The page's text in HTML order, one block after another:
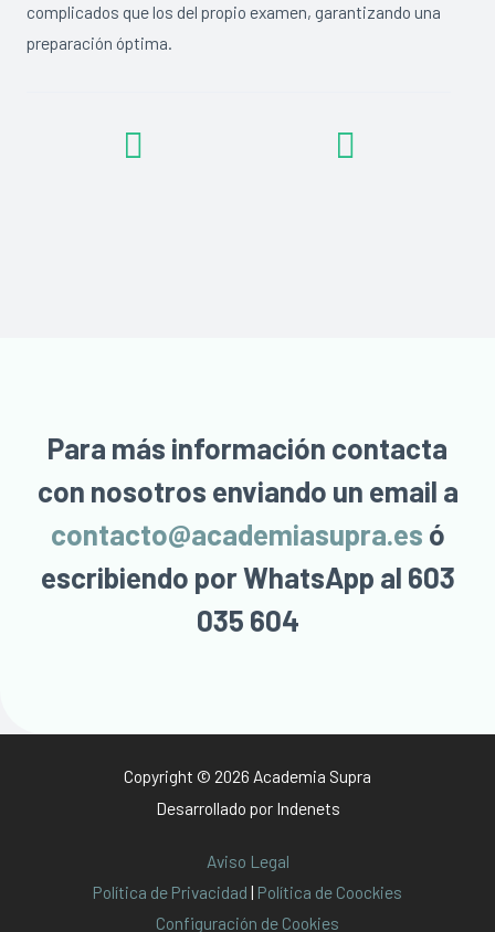
complicados que los del propio examen, garantizando una
preparación óptima.
Para más información contacta
con nosotros enviando un email a
contacto@academiasupra.es ó
escribiendo por WhatsApp al 603
035 604
Copyright © 2026 Academia Supra
Desarrollado por Indenets
Aviso Legal
Política de Privacidad | Política de Coockies
Configuración de Cookies